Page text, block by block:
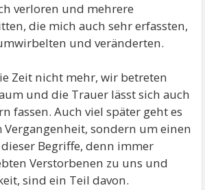
verloren und mehrere
die mich auch sehr erfassten,
und veränderten.
Zeit nicht mehr, wir betreten
und die Trauer lässt sich auch
fassen. Auch viel später geht es
sondern um einen
Begriffe, denn immer
Verstorbenen zu uns und
sind ein Teil davon.